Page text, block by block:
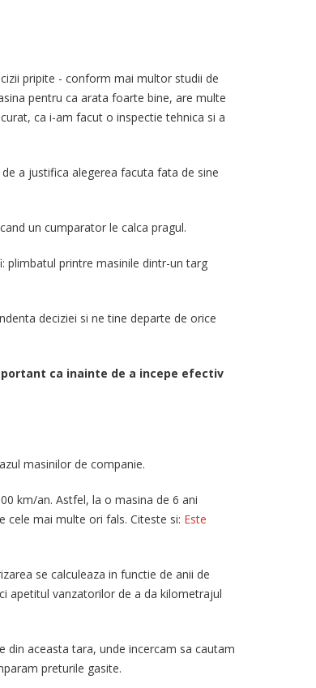
pripite - conform mai multor studii de
pentru ca arata foarte bine, are multe
ca i-am facut o inspectie tehnica si a
a justifica alegerea facuta fata de sine
un cumparator le calca pragul.
plimbatul printre masinile dintr-un targ
deciziei si ne tine departe de orice
ca inainte de a incepe efectiv
masinilor de companie.
km/an. Astfel, la o masina de 6 ani
cele mai multe ori fals. Citeste si: Este
se calculeaza in functie de anii de
apetitul vanzatorilor de a da kilometrajul
din aceasta tara, unde incercam sa cautam
preturile gasite.